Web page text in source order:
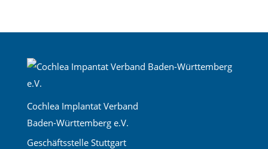
Cochlea Implantat Verband
Baden-Württemberg e.V.
Geschäftsstelle Stuttgart